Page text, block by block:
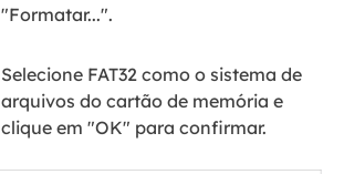
"Formatar...".
Selecione FAT32 como o sistema de
arquivos do cartão de memória e
clique em "OK" para confirmar.